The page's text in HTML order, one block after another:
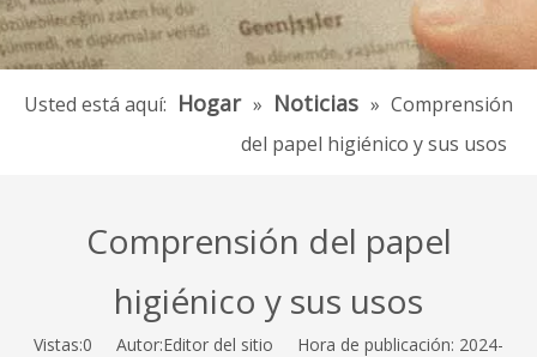
Usted está aquí: Hogar » Noticias » Comprensión
del papel higiénico y sus usos
Comprensión del papel
higiénico y sus usos
Vistas:0 Autor:Editor del sitio Hora de publicación: 2024-